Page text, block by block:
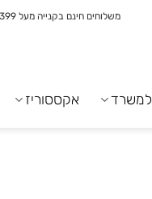
משלוחים חינם בקנייה מעל 399 ש"ח לא כולל ריהוט
למשרד אקססוריז